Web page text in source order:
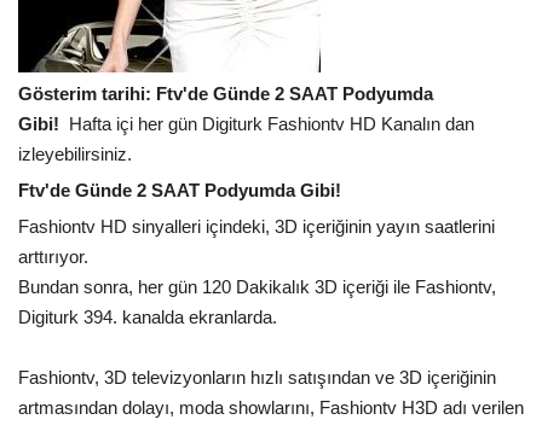
Gösterim tarihi: Ftv'de Günde 2 SAAT Podyumda
Gibi! Hafta içi her gün Digiturk Fashiontv HD Kanalın dan
izleyebilirsiniz.
Ftv'de Günde 2 SAAT Podyumda Gibi!
Fashiontv HD sinyalleri içindeki, 3D içeriğinin yayın saatlerini
arttırıyor.
Bundan sonra, her gün 120 Dakikalık 3D içeriği ile Fashiontv,
Digiturk 394. kanalda ekranlarda.
Fashiontv, 3D televizyonların hızlı satışından ve 3D içeriğinin
artmasından dolayı, moda showlarını, Fashiontv H3D adı verilen